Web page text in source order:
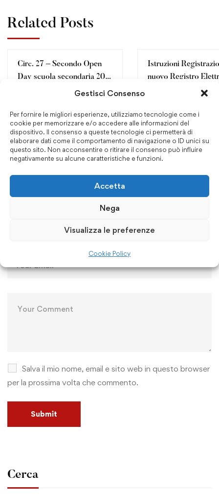
Gestisci Consenso
Per fornire le migliori esperienze, utilizziamo tecnologie come i
cookie per memorizzare e/o accedere alle informazioni del
dispositivo. Il consenso a queste tecnologie ci permetterà di
elaborare dati come il comportamento di navigazione o ID unici su
questo sito. Non acconsentire o ritirare il consenso può influire
negativamente su alcune caratteristiche e funzioni.
Accetta
Nega
Visualizza le preferenze
Cookie Policy
Related Posts
Circ. 27 – Secondo Open
Day scuola secondaria 20
Istruzioni
nuovo Registro
Ottobre 19, 2022
Leave your thought here
Il tuo indirizzo email non sarà pubblicato.
obbligatori sono contrassegnati
Salva il mio nome, email e sito web in questo browser
per la prossima volta che commento.
Cerca